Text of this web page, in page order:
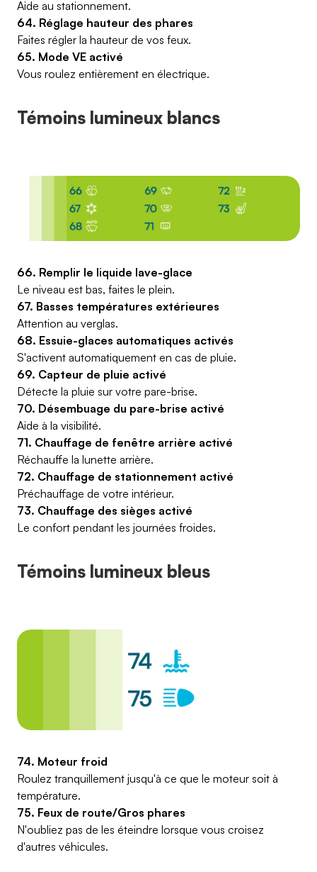
Aide au stationnement.
64. Réglage hauteur des phares
Faites régler la hauteur de vos feux.
65. Mode VE activé
Vous roulez entièrement en électrique.
Témoins lumineux blancs
66. Remplir le liquide lave-glace
Le niveau est bas, faites le plein.
67. Basses températures extérieures
Attention au verglas.
68. Essuie-glaces automatiques activés
S'activent automatiquement en cas de pluie.
69. Capteur de pluie activé
Détecte la pluie sur votre pare-brise.
70. Désembuage du pare-brise activé
Aide à la visibilité.
71. Chauffage de fenêtre arrière activé
Réchauffe la lunette arrière.
72. Chauffage de stationnement activé
Préchauffage de votre intérieur.
73. Chauffage des sièges activé
Le confort pendant les journées froides.
Témoins lumineux bleus
74. Moteur froid
Roulez tranquillement jusqu'à ce que le moteur soit à
température.
75. Feux de route/Gros phares
N'oubliez pas de les éteindre lorsque vous croisez
d'autres véhicules.